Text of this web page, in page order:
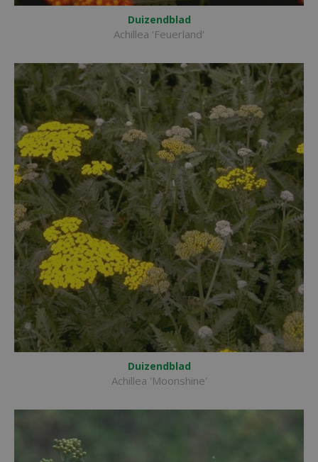
Duizendblad
Achillea 'Feuerland'
Duizendblad
Achillea 'Moonshine'